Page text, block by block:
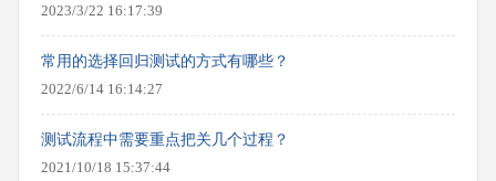
2023/3/22 16:17:39
常用的选择回归测试的方式有哪些？
2022/6/14 16:14:27
测试流程中需要重点把关几个过程？
2021/10/18 15:37:44